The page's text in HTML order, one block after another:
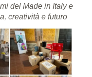
del Made in Italy e
creatività e futuro